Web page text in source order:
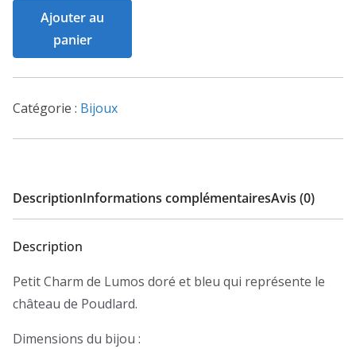
quantité
Poudlard
doré
Charm
Lumos
Ajouter au
panier
Catégorie : Bijoux
DescriptionInformations complémentairesAvis (0)
Description
Petit Charm de Lumos doré et bleu qui représente le
château de Poudlard.
Dimensions du bijou :